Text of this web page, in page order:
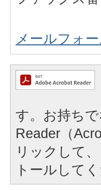
メールフォ
す。お持ち
Reader（
リックして
トールしてく